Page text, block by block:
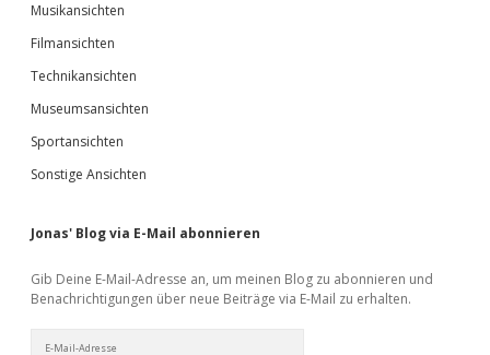
Musikansichten
Filmansichten
Technikansichten
Museumsansichten
Sportansichten
Sonstige Ansichten
Jonas' Blog via E-Mail abonnieren
Gib Deine E-Mail-Adresse an, um meinen Blog zu abonnieren und
Benachrichtigungen über neue Beiträge via E-Mail zu erhalten.